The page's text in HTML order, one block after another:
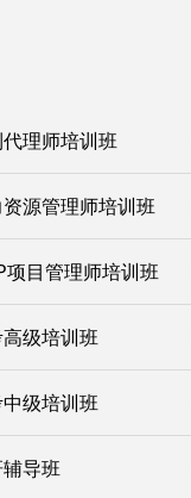
理师培训班
源管理师培训班
项目管理师培训班
级培训班
级培训班
导班